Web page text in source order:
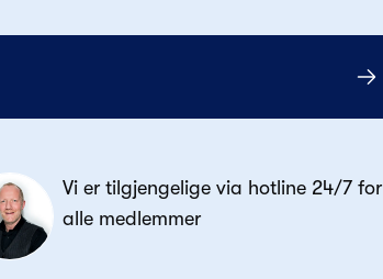
Vi er tilgjengelige via hotline 24/7 for
alle medlemmer